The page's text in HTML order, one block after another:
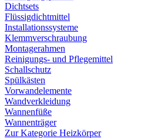
Dichtsets
Flüssigdichtmittel
Installationssysteme
Klemmverschraubung
Montagerahmen
Reinigungs- und Pflegemittel
Schallschutz
Spülkästen
Vorwandelemente
Wandverkleidung
Wannenfüße
Wannenträger
Zur Kategorie Heizkörper